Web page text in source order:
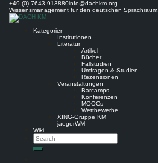
Skip
content
+49 (0) 7643-913880info@dachkm.org
Wissensmanagement für den deutschen Sprachraum.
Kategorien
Institutionen
Literatur
Artikel
Bücher
Fallstudien
Umfragen & Studien
Rezensionen
Veranstaltungen
Barcamps
Konferenzen
MOOCs
Wettbewerbe
XING-Gruppe KM
jaegerWM
Wiki
Search
Search